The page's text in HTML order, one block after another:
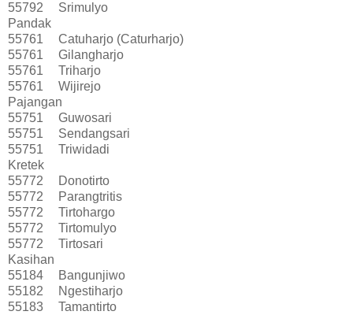
55792
Srimulyo
Pandak
55761
Catuharjo (Caturharjo)
55761
Gilangharjo
55761
Triharjo
55761
Wijirejo
Pajangan
55751
Guwosari
55751
Sendangsari
55751
Triwidadi
Kretek
55772
Donotirto
55772
Parangtritis
55772
Tirtohargo
55772
Tirtomulyo
55772
Tirtosari
Kasihan
55184
Bangunjiwo
55182
Ngestiharjo
55183
Tamantirto